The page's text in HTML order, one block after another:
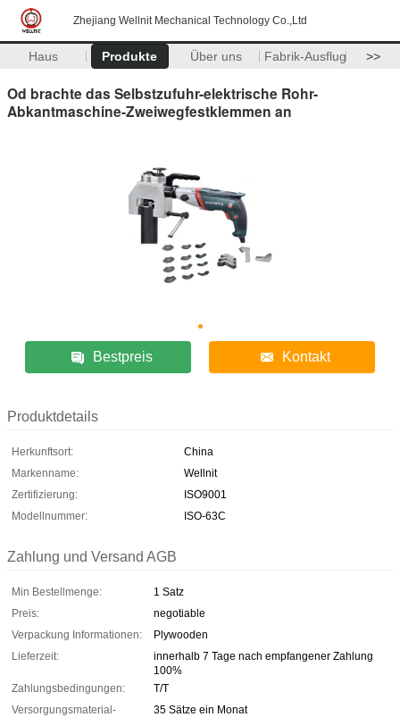
Zhejiang Wellnit Mechanical Technology Co.,Ltd
Haus Produkte Über uns Fabrik-Ausflug >>
Od brachte das Selbstzufuhr-elektrische Rohr-
Abkantmaschine-Zweiwegfestklemmen an
Bestpreis Kontakt
Produktdetails
Herkunftsort:
China
Markenname:
Wellnit
Zertifizierung:
ISO9001
Modellnummer:
ISO-63C
Zahlung und Versand AGB
Min Bestellmenge:
1 Satz
Preis:
negotiable
Verpackung Informationen:
Plywooden
Lieferzeit:
innerhalb 7 Tage nach empfangener Zahlung
100%
Zahlungsbedingungen:
T/T
Versorgungsmaterial-
35 Sätze ein Monat